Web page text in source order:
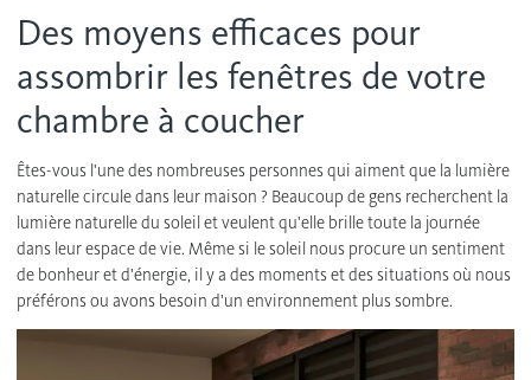
Stores automatisés
Stores alvéolés
Stores à enrouleur
Stores à bandes
Stores translucides
Stores en bois
Stores en similibois
Stores verticaux
Blogue
Galerie d'inspiration
Comment ça marche
Devenir un détaillant
Accès détaillant
Contactez-nous
Trouver mon détaillant local
Des moyens efficaces pour
assombrir les fenêtres de votre
chambre à coucher
Êtes-vous l'une des nombreuses personnes qui aiment que la lumière
naturelle circule dans leur maison ? Beaucoup de gens recherchent la
lumière naturelle du soleil et veulent qu'elle brille toute la journée
dans leur espace de vie. Même si le soleil nous procure un sentiment
de bonheur et d'énergie, il y a des moments et des situations où nous
préférons ou avons besoin d'un environnement plus sombre.